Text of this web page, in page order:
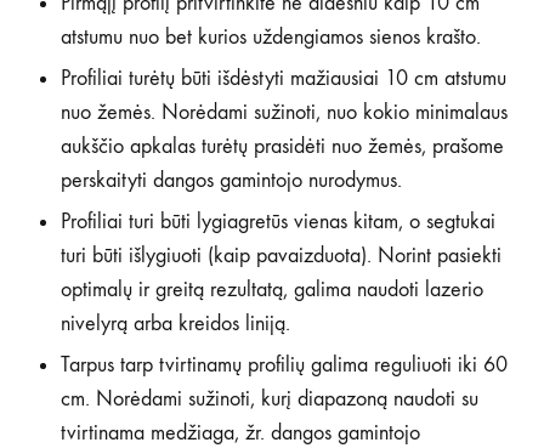
atstumu nuo bet kurios uždengiamos sienos krašto.
Profiliai turėtų būti išdėstyti mažiausiai 10 cm atstumu
nuo žemės. Norėdami sužinoti, nuo kokio minimalaus
aukščio apkalas turėtų prasidėti nuo žemės, prašome
perskaityti dangos gamintojo nurodymus.
Profiliai turi būti lygiagretūs vienas kitam, o segtukai
turi būti išlygiuoti (kaip pavaizduota). Norint pasiekti
optimalų ir greitą rezultatą, galima naudoti lazerio
nivelyrą arba kreidos liniją.
Tarpus tarp tvirtinamų profilių galima reguliuoti iki 60
cm. Norėdami sužinoti, kurį diapazoną naudoti su
tvirtinama medžiaga, žr. dangos gamintojo